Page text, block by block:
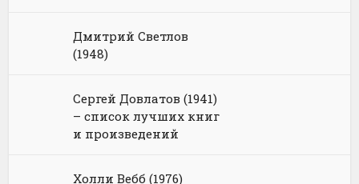
Дмитрий Светлов
(1948)
Сергей Довлатов (1941)
– список лучших книг
и произведений
Холли Вебб (1976)